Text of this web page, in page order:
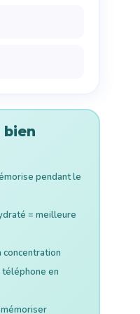
bien
pendant le
= meilleure
concentration
en
mémoriser